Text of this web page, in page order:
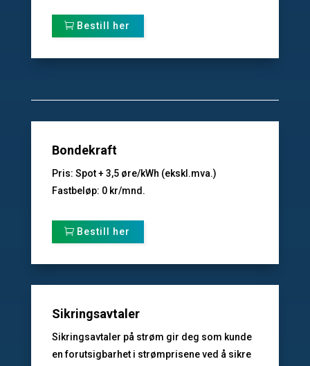
Bestill her
Bondekraft
Pris: Spot + 3,5 øre/kWh (ekskl.mva.)
Fastbeløp: 0 kr/mnd.
Bestill her
Sikringsavtaler
Sikringsavtaler på strøm gir deg som kunde
en forutsigbarhet i strømprisene ved å sikre